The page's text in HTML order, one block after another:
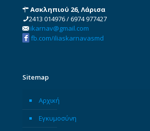
Ασκληπιού 26, Λάρισα
2413 014976/6974 977427
ikarnav@gmail.com
fb.com/iliaskarnavasmd
Sitemap
Αρχική
Εγκυμοσύνη